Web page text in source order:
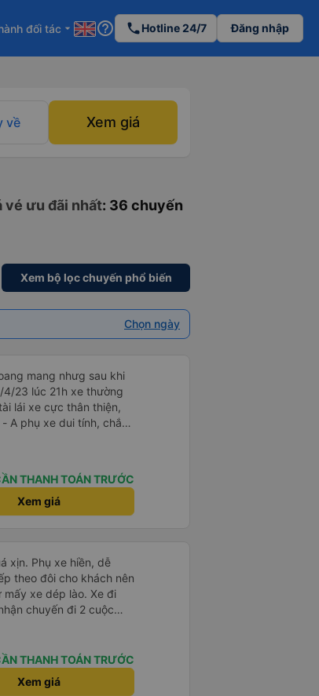
đối tác arrow_drop_down help_outline phoneHotline 24/7 Đăng nhập
về Xem giá
vé ưu đãi nhất: 36 chuyến
Xem bộ lọc chuyến phổ biến
Chọn ngày
mang nhưg sau khi
23 lúc 21h xe thường
lái xe cực thân thiện,
đó - Xe xuất bến
nhìn chug khá ổn, có
THANH TOÁN TRƯỚC
Xem giá
xịn. Phụ xe hiền, dễ
theo đôi cho khách nên
xe dép lào. Xe đi
chuyến đi 2 cuộc
khách nào chưa ra kịp
tài xế hút thuốc
đầu xe thì không
đi xe 24P nhà này.
THANH TOÁN TRƯỚC
Xem giá